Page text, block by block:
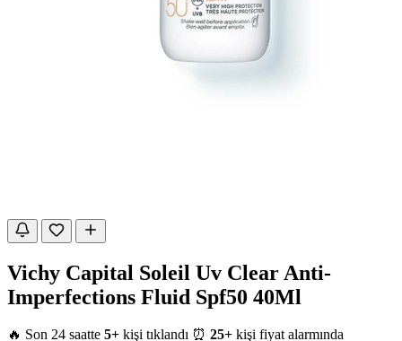
Vichy Capital Soleil Uv Clear Anti-
Imperfections Fluid Spf50 40Ml
🔥 Son 24 saatte 5+ kişi tıklandı ⏰ 25+ kişi fiyat alarmında